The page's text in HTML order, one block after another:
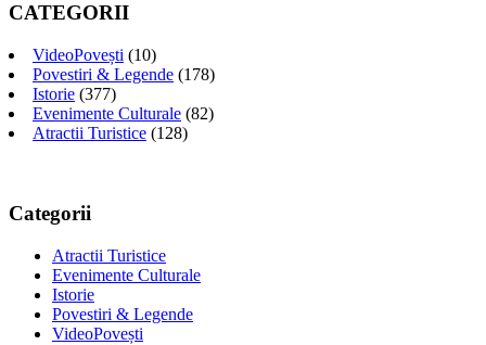
CATEGORII
VideoPovești (10)
Povestiri & Legende (178)
Istorie (377)
Evenimente Culturale (82)
Atractii Turistice (128)
Categorii
Atractii Turistice
Evenimente Culturale
Istorie
Povestiri & Legende
VideoPovești